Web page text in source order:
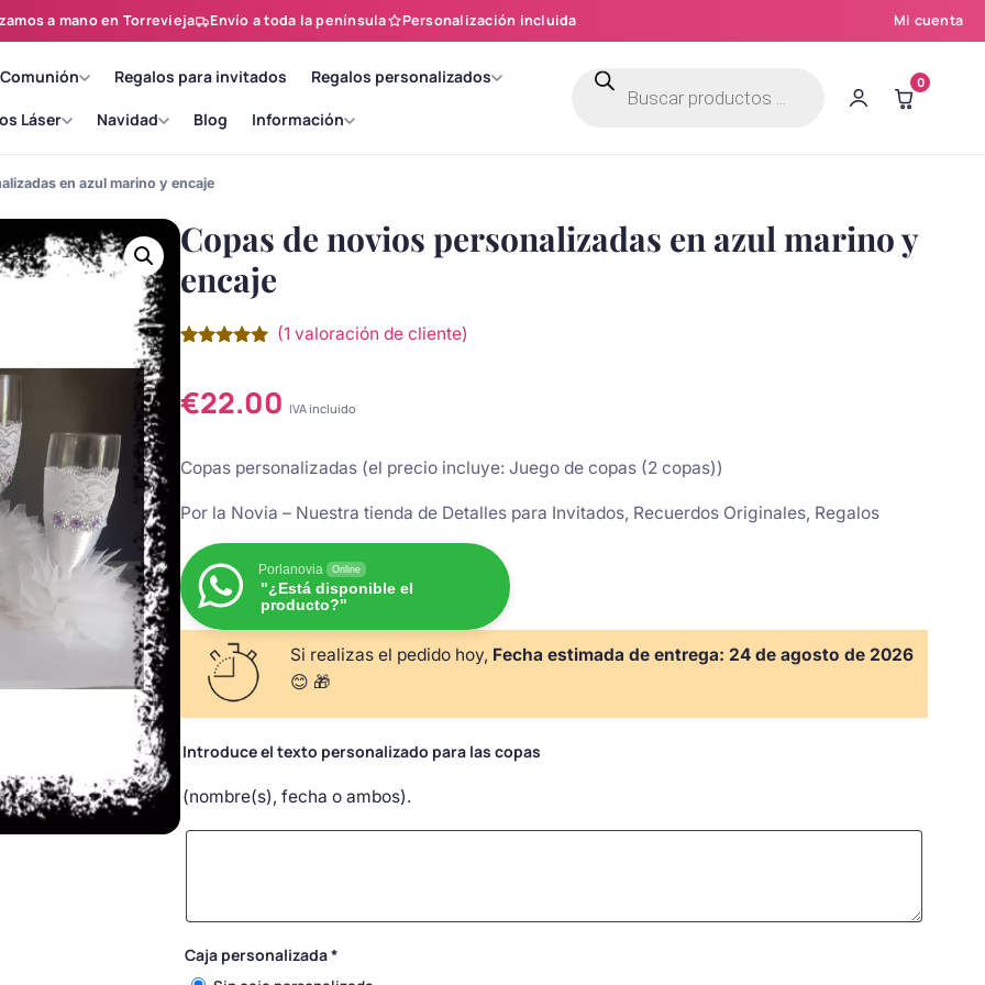
a mano en Torrevieja Envío a toda la península Personalización incluida Mi cuenta
Regalos para invitados Regalos personalizados
Láser Navidad Blog Información
Búsqueda
productos
0
en azul marino y encaje
Copas de novios personalizadas en azul marino y
encaje
5 en base
avaloración
(1 valoración de cliente)
€22.00 IVA incluido
Copas personalizadas (el precio incluye: Juego de copas (2 copas))
Por la Novia – Nuestra tienda de Detalles para Invitados, Recuerdos Originales, Regalos
Porlanovia Online
"¿Está disponible el
producto?"
Si realizas el pedido hoy, Fecha estimada de entrega: 24 de agosto de 2026
😊 🎁
Introduce el texto personalizado para las copas
(nombre(s), fecha o ambos).
Caja personalizada*